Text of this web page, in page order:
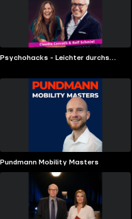
Psychohacks - Leichter durchs
Pundmann Mobility Masters